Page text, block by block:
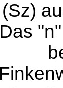
(Sz)
Das